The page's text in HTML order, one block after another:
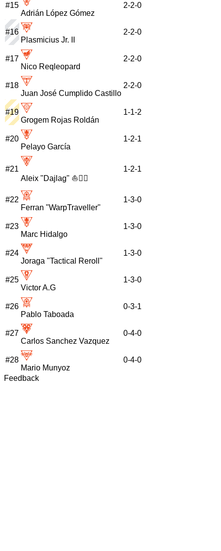
#15
Adrián López Gómez
2-2-0
#16
Plasmicius Jr. II
2-2-0
#17
Nico Reqleopard
2-2-0
#18
Juan José Cumplido Castillo
2-2-0
#19
Grogem Rojas Roldán
1-1-2
#20
Pelayo García
1-2-1
#21
Aleix "Dajlag" ⛵🏴‍☠️
1-2-1
#22
Ferran "WarpTraveller"
1-3-0
#23
Marc Hidalgo
1-3-0
#24
Joraga "Tactical Reroll"
1-3-0
#25
Victor A.G
1-3-0
#26
Pablo Taboada
0-3-1
#27
Carlos Sanchez Vazquez
0-4-0
#28
Mario Munyoz
0-4-0
Feedback